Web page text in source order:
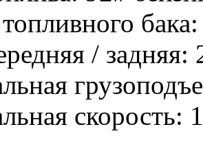
/ задняя:
скорость: